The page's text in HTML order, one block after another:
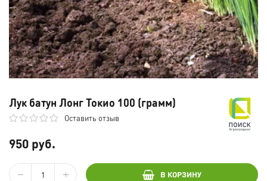
Лук батун Лонг Токио 100 (грамм)
Оставить отзыв
950 руб.
В КОРЗИНУ